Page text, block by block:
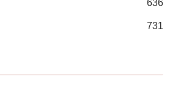
636
731